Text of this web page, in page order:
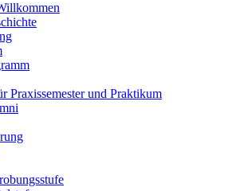
Praxissemester und Praktikum